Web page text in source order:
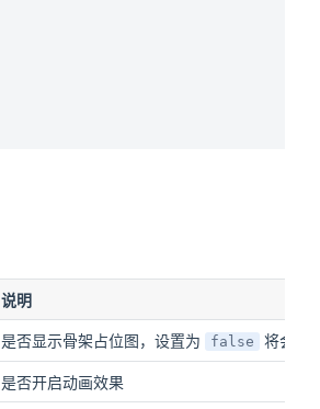
说明
是否显示骨架占位图，设置为 false
将会展
是否开启动画效果